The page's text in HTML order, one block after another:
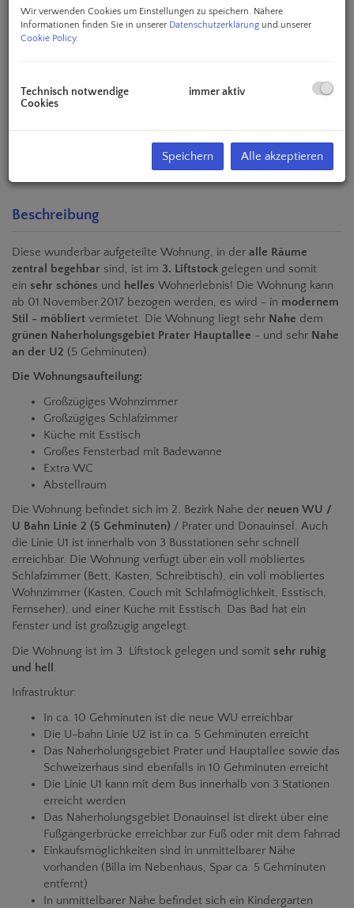
Beschreibung
Diese wunderbar aufgeteilte Wohnung, in der alle Räume
zentral begehbar sind, ist im 3. Liftstock gelegen und somit
ein sehr schönes und helles Wohnerlebnis! Die Wohnung kann
ab 01.November.2017 bezogen werden, es wird - in modernem
Stil - möbliert vermietet. Die Wohnung liegt sehr Nahe dem
grünen Naherholungsgebiet Prater Hauptallee - und sehr Nahe
an der U2 (5 Gehminuten).
Die Wohnungsaufteilung:
Großzügiges Wohnzimmer
Großzügiges Schlafzimmer
Küche mit Esstisch
Großes Fensterbad mit Badewanne
Extra WC
Abstellraum
Die Wohnung befindet sich im 2. Bezirk Nahe der neuen WU /
U Bahn Linie 2 (5 Gehminuten) / Prater und Donauinsel. Auch
die Linie U1 ist innerhalb von 3 Busstationen sehr schnell
erreichbar. Die Wohnung verfügt über ein voll möbliertes
Schlafzimmer (Bett, Kasten, Schreibtisch), ein voll möbliertes
Wohnzimmer (Kasten, Couch mit Schlafmöglichkeit, Esstisch,
Fernseher), und einer Küche mit Esstisch. Das Bad hat ein
Fenster und ist großzügig angelegt.
Die Wohnung ist im 3. Liftstock gelegen und somit sehr ruhig
und hell .
Infrastruktur:
In ca. 10 Gehminuten ist die neue WU erreichbar
Die U-bahn Linie U2 ist in ca. 5 Gehminuten erreicht
Das Naherholungsgebiet Prater und Hauptallee sowie das
Schweizerhaus sind ebenfalls in 10 Gehminuten erreicht
Die Linie U1 kann mit dem Bus innerhalb von 3 Stationen
erreicht werden
Das Naherholungsgebiet Donauinsel ist direkt über eine
Fußgängerbrücke erreichbar zur Fuß oder mit dem Fahrrad
Einkaufsmöglichkeiten sind in unmittelbarer Nähe
vorhanden (Billa im Nebenhaus, Spar ca. 5 Gehminuten
entfernt)
In unmittelbarer Nähe befindet sich ein Kindergarten
Wir verwenden Cookies um Einstellungen zu speichern. Nähere
Informationen finden Sie in unserer Datenschutzerklärung und unserer
Cookie Policy.
Technisch notwendige
Cookies
immer aktiv
Speichern Alle akzeptieren